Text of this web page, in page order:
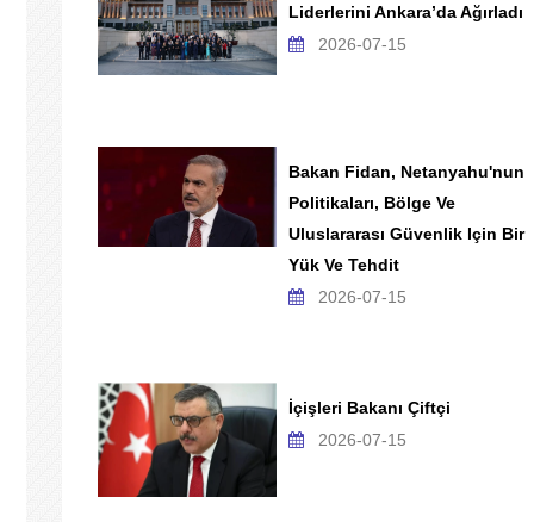
Liderlerini Ankara’da Ağırladı
2026-07-15
Bakan Fidan, Netanyahu'nun
Politikaları, Bölge Ve
Uluslararası Güvenlik Için Bir
Yük Ve Tehdit
2026-07-15
İçişleri Bakanı Çiftçi
2026-07-15